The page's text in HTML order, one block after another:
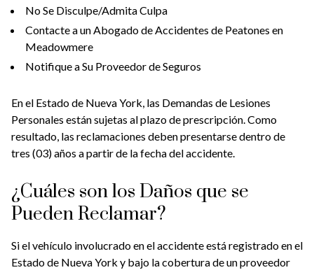
No Se Disculpe/Admita Culpa
Contacte a un Abogado de Accidentes de Peatones en
Meadowmere
Notifique a Su Proveedor de Seguros
En el Estado de Nueva York, las Demandas de Lesiones
Personales están sujetas al plazo de prescripción. Como
resultado, las reclamaciones deben presentarse dentro de
tres (03) años a partir de la fecha del accidente.
¿Cuáles son los Daños que se
Pueden Reclamar?
Si el vehículo involucrado en el accidente está registrado en el
Estado de Nueva York y bajo la cobertura de un proveedor